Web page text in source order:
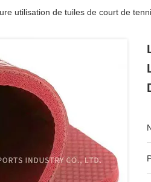
utilisation de tuiles de court de